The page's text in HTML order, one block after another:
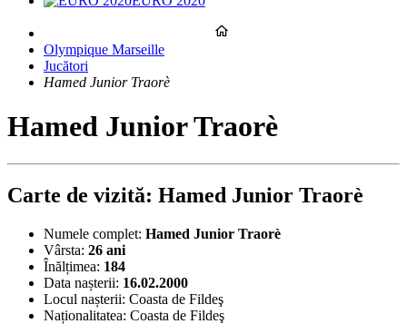
Olympique Marseille
Jucători
Hamed Junior Traorè
Hamed Junior Traorè
Carte de vizită: Hamed Junior Traorè
Numele complet: Hamed Junior Traorè
Vârsta: 26 ani
Înălțimea: 184
Data nașterii: 16.02.2000
Locul nașterii: Coasta de Fildeş
Naționalitatea: Coasta de Fildeş